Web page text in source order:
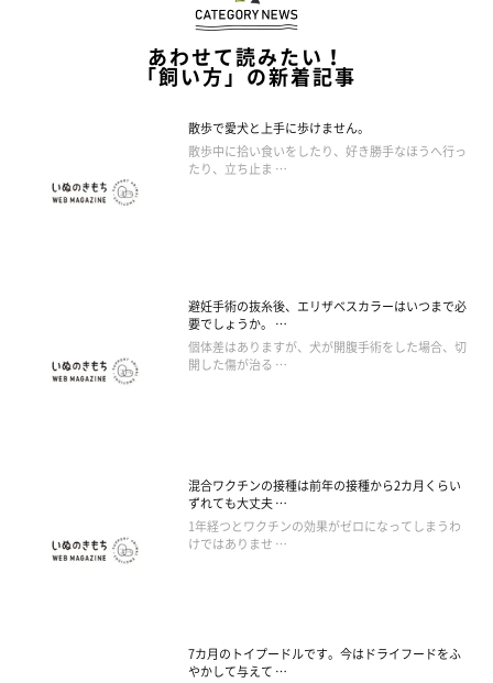
あわせて読みたい！
「飼い方」の新着記事
散歩で愛犬と上手に歩けません。
散歩中に拾い食いをしたり、好き勝手なほうへ行っ
たり、立ち止ま …
避妊手術の抜糸後、エリザベスカラーはいつまで必
要でしょうか。 …
個体差はありますが、犬が開腹手術をした場合、切
開した傷が治る …
混合ワクチンの接種は前年の接種から2カ月くらい
ずれても大丈夫 …
1年経つとワクチンの効果がゼロになってしまうわ
けではありませ …
7カ月のトイプードルです。今はドライフードをふ
やかして与えて …